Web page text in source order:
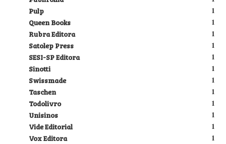
1
Pulp
1
Queen Books
1
Rubra Editora
1
Satolep Press
1
SESI-SP Editora
1
Sinotti
1
Swissmade
1
Taschen
1
Todolivro
1
Unisinos
1
Vide Editorial
1
Vox Editora